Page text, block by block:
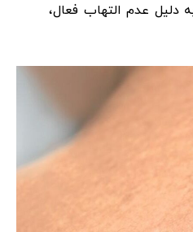
دلیل عدم التهاب فعال،